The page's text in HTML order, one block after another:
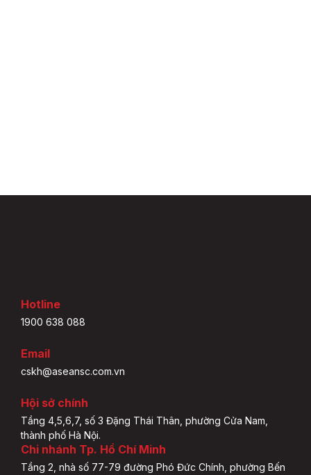
Hotline
1900 638 088
Email
cskh@aseansc.com.vn
Hội sở chính
Tầng 4,5,6,7, số 3 Đặng Thái Thân, phường Cửa Nam,
thành phố Hà Nội.
Chi nhánh Tp. Hồ Chí Minh
Tầng 2, nhà số 77-79 đường Phó Đức Chính, phường Bến